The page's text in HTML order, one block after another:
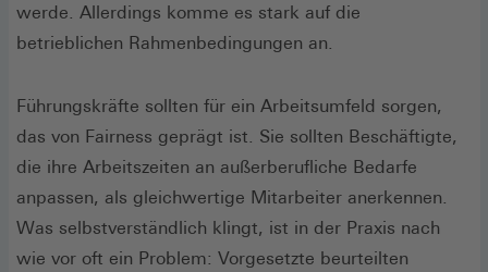
werde. Allerdings komme es stark auf die
betrieblichen Rahmenbedingungen an.
Führungskräfte sollten für ein Arbeitsumfeld sorgen,
das von Fairness geprägt ist. Sie sollten Beschäftigte,
die ihre Arbeitszeiten an außerberufliche Bedarfe
anpassen, als gleichwertige Mitarbeiter anerkennen.
Was selbstverständlich klingt, ist in der Praxis nach
wie vor oft ein Problem: Vorgesetzte beurteilten